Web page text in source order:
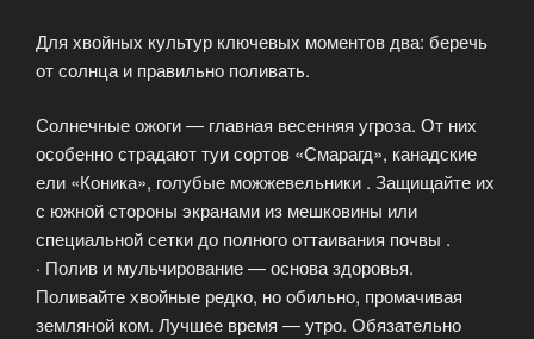
Для хвойных культур ключевых моментов два: беречь
от солнца и правильно поливать.
Солнечные ожоги — главная весенняя угроза. От них
особенно страдают туи сортов «Смарагд», канадские
ели «Коника», голубые можжевельники . Защищайте их
с южной стороны экранами из мешковины или
специальной сетки до полного оттаивания почвы .
· Полив и мульчирование — основа здоровья.
Поливайте хвойные редко, но обильно, промачивая
земляной ком. Лучшее время — утро. Обязательно